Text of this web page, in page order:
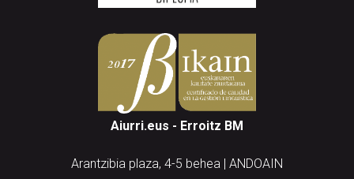
Aiurri.eus - Erroitz BM
Arantzibia plaza, 4-5 behea | ANDOAIN